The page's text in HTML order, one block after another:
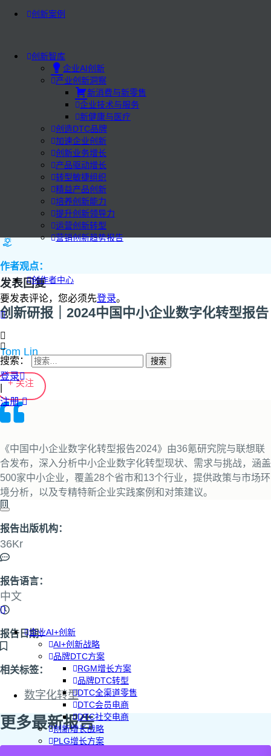
创新案例
创新智库
企业AI创新
产业创新洞察
新消费与新零售
企业技术与服务
新健康与医疗
创造DTC品牌
加速企业创新
创新业务增长
产品驱动增长
转型敏捷组织
精益产品创新
培养创新能力
提升创新领导力
运营创新转型
营销创新趋势报告
创作者中心
搜索：
登录
注册
企业AI+创新
AI+创新战略
品牌DTC方案
RGM增长方案
品牌DTC转型
DTC全渠道零售
DTC会员电商
DTC社交电商
创新增长战略
PLG增长方案
作者观点：
发表回复
要发表评论，您必须先登录。
创新研报｜2024中国中小企业数字化转型报告
Tom Lin
+ 关注
《中国中小企业数字化转型报告2024》由36氪研究院与联想联
合发布，深入分析中小企业数字化转型现状、需求与挑战，涵盖
500家中小企业，覆盖28个省市和13个行业，提供政策与市场环
境分析，以及专精特新企业实践案例和对策建议。
报告出版机构：
36Kr
报告语言：
中文
报告日期：
相关标签：
数字化转型
更多最新报告